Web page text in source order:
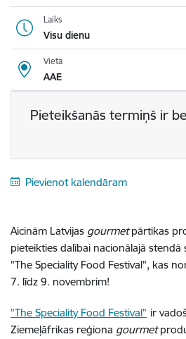
Laiks
Visu dienu
Vieta
AAE
Pieteikšanās termiņš ir
Pievienot kalendāram
Aicinām Latvijas gourmetpārtikas
pieteikties dalībai nacionālajā
"The Speciality Food Festival", kas
7. līdz 9. novembrim!
"The Speciality Food Festival" ir
Ziemeļāfrikas reģiona gourmet